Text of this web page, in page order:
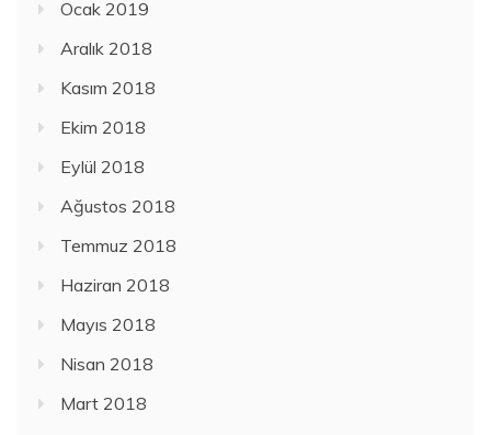
Ocak 2019
Aralık 2018
Kasım 2018
Ekim 2018
Eylül 2018
Ağustos 2018
Temmuz 2018
Haziran 2018
Mayıs 2018
Nisan 2018
Mart 2018